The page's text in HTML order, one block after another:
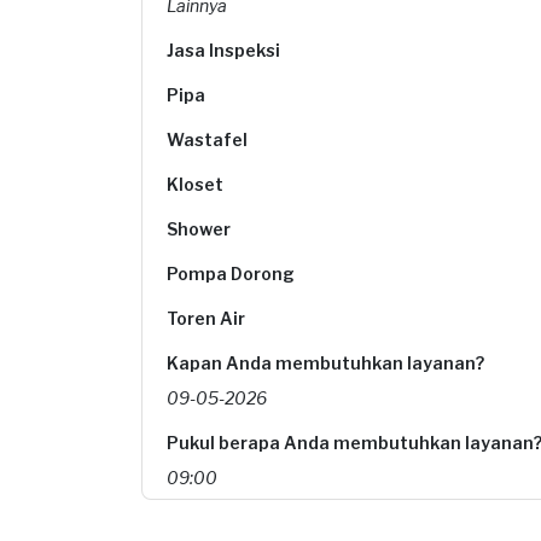
Lainnya
Jasa Inspeksi
Pipa
Wastafel
Kloset
Shower
Pompa Dorong
Toren Air
Kapan Anda membutuhkan layanan?
09-05-2026
Pukul berapa Anda membutuhkan layanan?
09:00